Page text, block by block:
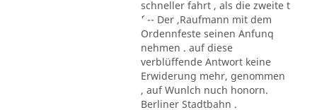
schneller fahrt , als die zweite t
´' -- Der ,Raufmann mit dem
Ordennfeste seinen Anfunq
nehmen . auf diese
verblüffende Antwort keine
Erwiderung mehr, genommen
, auf Wunlch nuch honorn.
Berliner Stadtbahn .